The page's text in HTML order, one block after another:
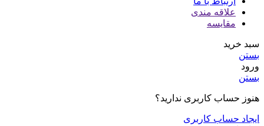
علاقه مندی
مقایسه
سبد خرید
بستن
ورود
بستن
هنوز حساب کاربری ندارید؟
ایجاد حساب کاربری